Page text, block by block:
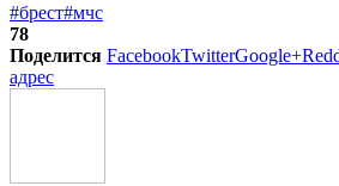
#брест#мчс
78
Поделится FacebookTwitterGoogle+
адрес